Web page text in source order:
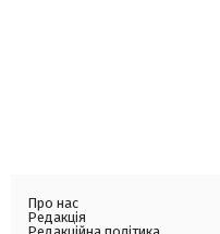
Про нас
Редакція